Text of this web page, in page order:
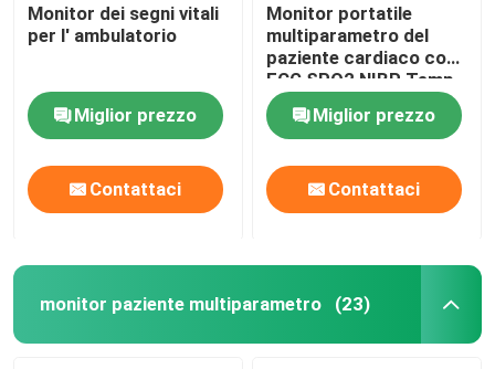
Supporto medico del monitor
Carrello medico del monitor
Monitor dei segni vitali
per l' ambulatorio
Miglior prezzo
Contattaci
Monitor portatile
multiparametro del
paziente cardiaco con
ECG SPO2 NIBP Temp
Standard
Miglior prezzo
Contattaci
monitor paziente multiparametro (23)